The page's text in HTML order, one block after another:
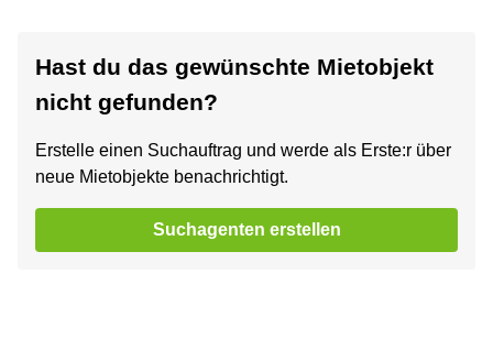
Hast du das gewünschte Mietobjekt
nicht gefunden?
Erstelle einen Suchauftrag und werde als Erste:r über
neue Mietobjekte benachrichtigt.
Suchagenten erstellen